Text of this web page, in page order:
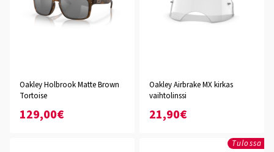
Oakley Holbrook Matte Brown
Tortoise
129,00€
Oakley Airbrake MX kirkas
vaihtolinssi
21,90€
Tulossa